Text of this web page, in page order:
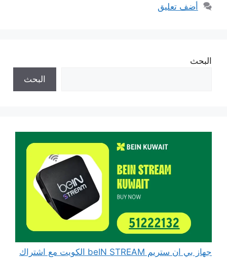
أضف تعليق
البحث
البحث
جهاز بي ان ستريم beIN STREAM الكويت مع اشتراك